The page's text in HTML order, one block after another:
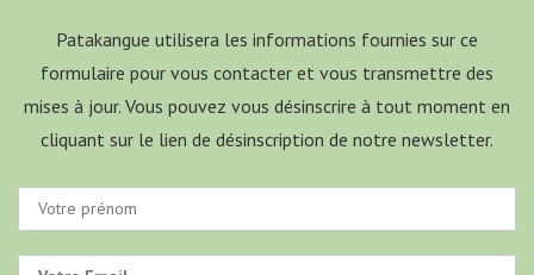
Patakangue utilisera les informations fournies sur ce
formulaire pour vous contacter et vous transmettre des
mises à jour. Vous pouvez vous désinscrire à tout moment en
cliquant sur le lien de désinscription de notre newsletter.